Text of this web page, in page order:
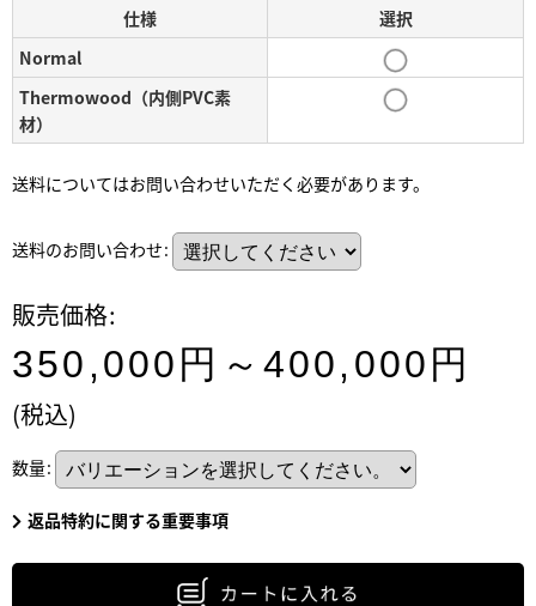
仕様
選択
Normal
Thermowood（内側PVC素
材）
送料についてはお問い合わせいただく必要があります。
送料のお問い合わせ:
販売価格:
350,000 円 ～400,000 円
(税込)
数量:
返品特約に関する重要事項